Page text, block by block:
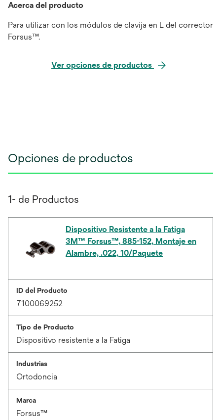
Acerca del producto
Para utilizar con los módulos de clavija en L del corrector
Forsus™.
Ver opciones de productos
Opciones de productos
1- de Productos
Dispositivo Resistente a la Fatiga
3M™ Forsus™, 885-152, Montaje en
Alambre, .022, 10/Paquete
ID del Producto
7100069252
Tipo de Producto
Dispositivo resistente a la Fatiga
Industrias
Ortodoncia
Marca
Forsus™